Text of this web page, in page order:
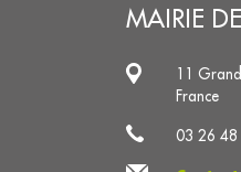
MAIRIE DE
11
France
03 26